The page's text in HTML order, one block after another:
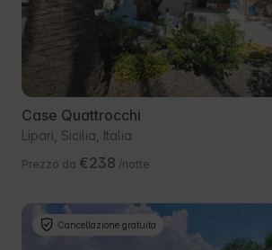
Case Quattrocchi
Lipari, Sicilia, Italia
Prezzo da €238 /notte
Cancellazione gratuita